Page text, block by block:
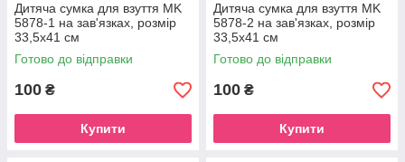
Дитяча сумка для взуття MK
5878-1 на зав'язках, розмір
33,5х41 см
Готово до відправки
100 ₴
Купити
Дитяча сумка для взуття MK
5878-2 на зав'язках, розмір
33,5х41 см
Готово до відправки
100 ₴
Купити